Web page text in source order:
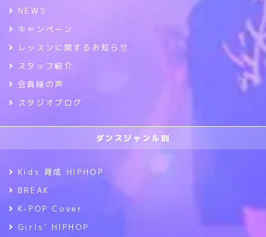
NEWS
キャンペーン
レッスンに関するお知らせ
スタッフ紹介
会員様の声
スタジオブログ
ダンスジャンル別
Kids 育成 HIPHOP
BREAK
K-POP Cover
Girls’ HIPHOP